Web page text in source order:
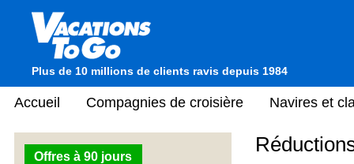
Plus de 10 millions de clients ravis depuis 1984
Accueil Compagnies de croisière Navires et
Offres à 90 jours